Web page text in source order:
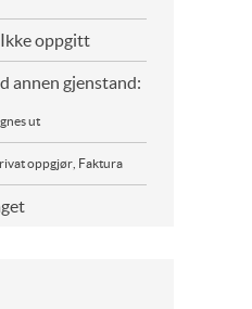
oppgitt
annen gjenstand:
ut
oppgjør, Faktura